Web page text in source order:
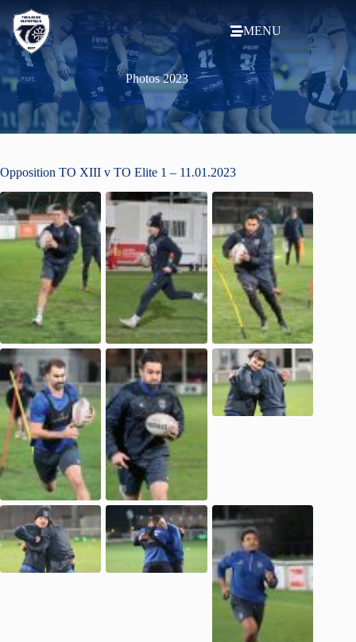
MENU
Photos 2023
Opposition TO XIII v TO Elite 1 – 11.01.2023